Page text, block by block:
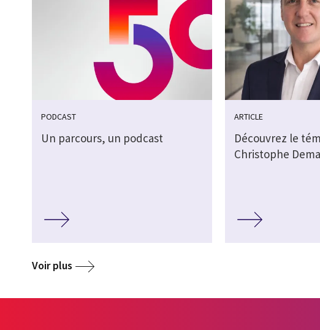
PODCAST
Un parcours, un podcast
ARTICLE
Découvrez le
Christophe
Voir plus